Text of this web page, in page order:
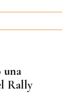
una
Rally